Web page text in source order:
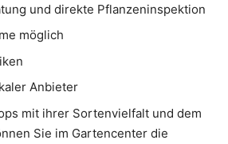
und direkte Pflanzeninspektion
möglich
Anbieter
mit ihrer Sortenvielfalt und dem
Sie im Gartencenter die